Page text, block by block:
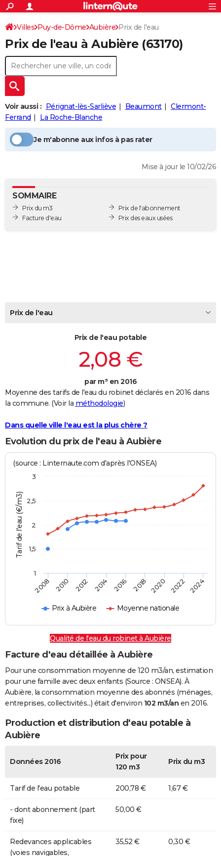
ACTUALITÉS
Politique
Société
Faits Divers
Education
Monde
Villes
+
SPORT
Coupe du monde 2026
Football
Tennis
Cyclisme
Rugby
Forum
Programme TV
TNTStreaming
Cinéma
Sorties cinéma
Musique
Retraite
Impôts
Epargne
Immobilier
Risques naturels par ville
Banque
Assurance
Crédit
AUTO
Essais
Réserver un essai
Citadines
Berlines
SUV
Forum auto
+
Mobiles
Meilleur smartphone
Internet
Ordinateurs
Jeux vidéo
Guide high-tech
+BRICOLAGE
Forum
Aménagement intérieur
Extérieur
Cuisine
Salle de bains
Jardinage
Rangement
+WEEK-END
Art de vivre
Bien-être
Loisirs
Mode
Modes de vie
SANTE
Alimentation
Guide de la santé
Maladies
Médicaments
Sommeil
VOYAGE
Carte de Noël
Carte Bonne année
Carte Saint-Valentin
Carte Pâques
Carte d'anniversaire
DICTIONNAIRE
FORUM
S'inscrire
Connexion
Villes Puy-de-Dôme Aubière Prix de l'eau
Prix de l'eau à Aubière(63170)
Voir aussi : Pérignat-lès-Sarliève Beaumont
Clermont-
Ferrand
La Roche-Blanche
Je m'abonne aux infos à pas rater
Mise à jour le 10/02/26
SOMMAIRE
Prix du m3
Facture d'eau
Prix de l'abonnement
Prix des eaux usées
Prix de l'eau
Prix de l'eau potable
2,08 €
par m³ en 2016
Moyenne des tarifs de l'eau du robinet déclarés en 2016 dans
la commune. (Voir la méthodologie)
Dans quelle ville l'eau est la plus chère ?
Evolution du prix de l'eau à Aubière
Tarif de l'eau (€/m3)
(source : Linternaute.com d'après l'ONSEA)
Prix à Aubière Moyenne nationale
2008 2010 2012 2014 2016 2018 2020 2022 2024
1
1,5
2
2,5
3
Qualité de l'eau du robinet à Aubière
Facture d'eau détaillée à Aubière
Pour une consommation moyenne de 120 m3/an, estimation
pour une famille avec deux enfants (Source : ONSEA). À
Aubière, la consommation moyenne des abonnés (ménages,
entreprises, collectivités...) était d'environ 102 m3/an en 2016.
Production et distribution d'eau potable à
Aubière
Données 2016
Prix pour
120 m3
Prix du m3
Tarif de l'eau potable 200,78 € 1,67 €
- dont abonnement (part
fixe)
50,00 €
Redevances applicables
(voies navigables,
35,52 € 0,30 €